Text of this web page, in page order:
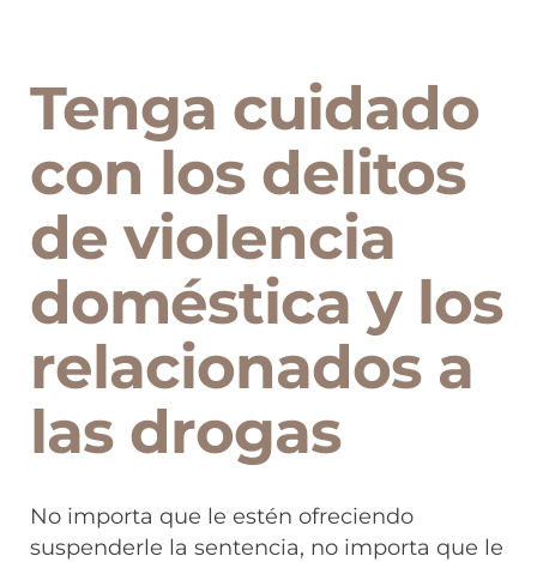
Tenga cuidado
con los delitos
de violencia
doméstica y los
relacionados a
las drogas
No importa que le estén ofreciendo
suspenderle la sentencia, no importa que le